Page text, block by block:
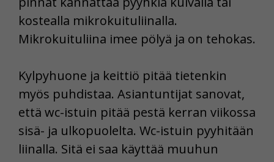
kostealla mikrokuituliinalla.
Mikrokuituliina imee pölyä ja on tehokas.
Kylpyhuone ja keittiö pitää tietenkin
myös puhdistaa. Asiantuntijat sanovat,
että wc-istuin pitää pestä kerran viikossa
sisä- ja ulkopuolelta. Wc-istuin pyyhitään
liinalla. Sitä ei saa käyttää muuhun